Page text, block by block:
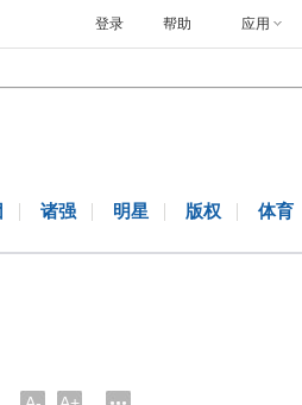
帮助 应用
登录
诸强 明星 版权 体育